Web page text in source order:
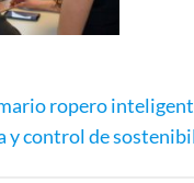
ropero
y control de